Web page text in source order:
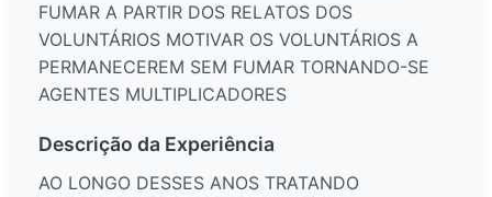
FUMAR A PARTIR DOS RELATOS DOS
VOLUNTÁRIOS MOTIVAR OS VOLUNTÁRIOS A
PERMANECEREM SEM FUMAR TORNANDO-SE
AGENTES MULTIPLICADORES
Descrição da Experiência
AO LONGO DESSES ANOS TRATANDO